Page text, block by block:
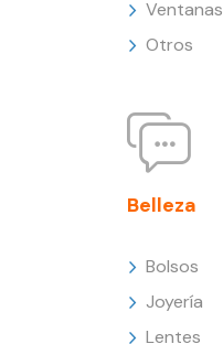
Ventanas
Otros
Belleza
Bolsos
Joyería
Lentes